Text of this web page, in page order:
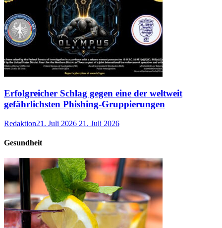
Erfolgreicher Schlag gegen eine der weltweit
gefährlichsten Phishing-Gruppierungen
Redaktion21. Juli 2026 21. Juli 2026
Gesundheit